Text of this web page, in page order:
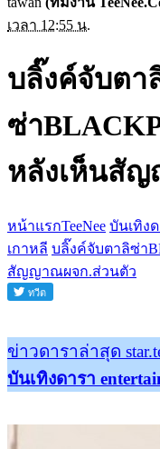
เวลา 12:55 น.
บลิ๊งค์จับตา
ซ่า
หลังเห็นสั
หน้าแรกTeeNee บันเทิง
เกาหลี บลิ๊งค์จับตาลิซ่า
สัญญาณผจก.ส่วนตัว
ข่าวดาราล่าสุด
บันเทิงดารา